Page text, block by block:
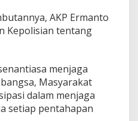
AKP Ermanto
Kepolisian tentang
menjaga
Masyarakat
dalam menjaga
setiap pentahapan